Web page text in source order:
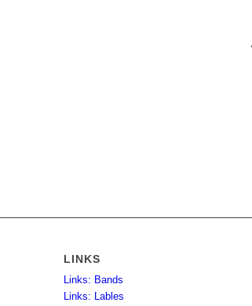
LINKS
Links: Bands
Links: Lables